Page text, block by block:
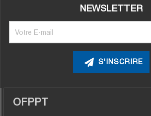
NEWSLETTER
OFPPT